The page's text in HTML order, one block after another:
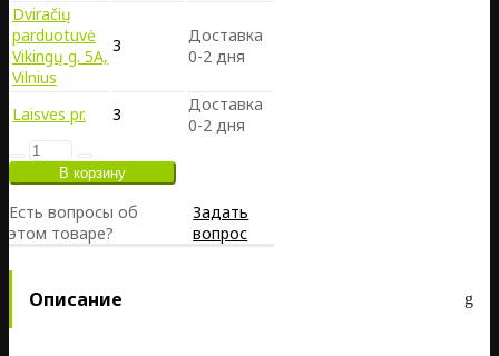
Dviračių
parduotuvė
Vikingų g. 5A,
Vilnius
3
Доставка
0-2 дня
Laisves pr. 3
Доставка
0-2 дня
Есть вопросы об
этом товаре?
Задать
вопрос
Описание